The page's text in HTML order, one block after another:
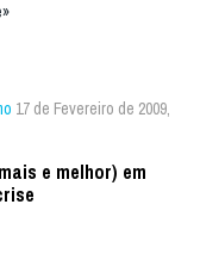
17 de Fevereiro de 2009,
e melhor) em